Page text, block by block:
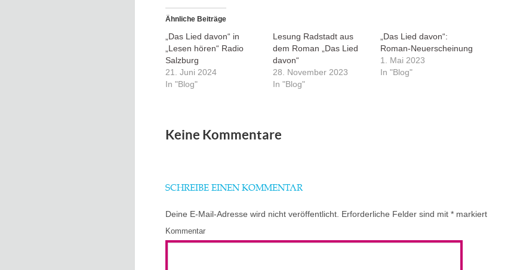
Ähnliche Beiträge
„Das Lied davon“ in
„Lesen hören“ Radio
Salzburg
21. Juni 2024
In "Blog"
Lesung Radstadt aus
dem Roman „Das Lied
davon“
28. November 2023
In "Blog"
„Das Lied davon“:
Roman-Neuerscheinung
1. Mai 2023
In "Blog"
Keine Kommentare
SCHREIBE EINEN KOMMENTAR
Deine E-Mail-Adresse wird nicht veröffentlicht. Erforderliche Felder sind mit * markiert
Kommentar